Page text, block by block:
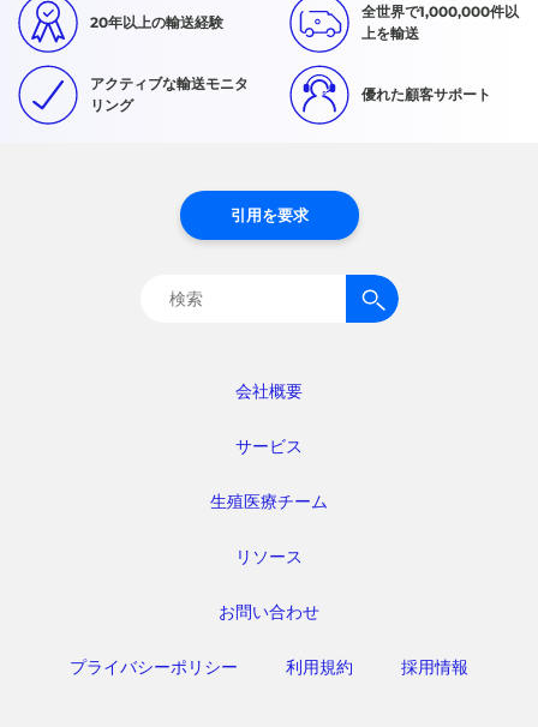
20年以上の輸送経験
全世界で1,000,000件以
上を輸送
アクティブな輸送モニタ
リング
優れた顧客サポート
会社概要
サービス
生殖医療チーム
リソース
お問い合わせ
プライバシーポリシー 利用規約 採用情報
引用を要求
検